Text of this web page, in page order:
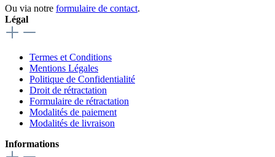
Ou via notre formulaire de contact.
Légal
Termes et Conditions
Mentions Légales
Politique de Confidentialité
Droit de rétractation
Formulaire de rétractation
Modalités de paiement
Modalités de livraison
Informations